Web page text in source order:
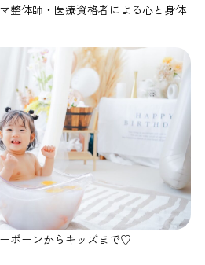
整体師・医療資格者による心と身体
ボーンからキッズまで♡